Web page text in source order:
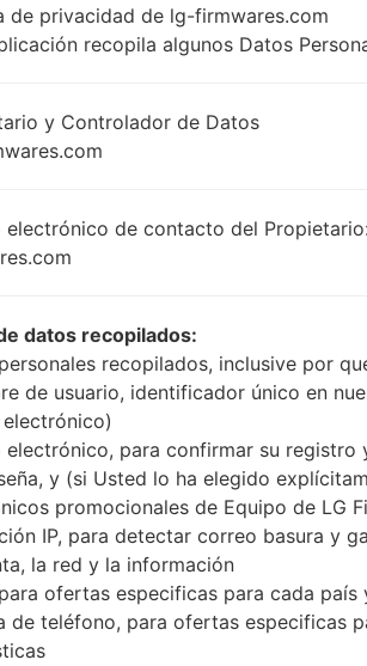
2500 Mhz
Qualcomm
Página principal
de privacidad de lg-firmwares.com
recopila algunos Datos
y Controlador de Datos
electrónico de contacto del
datos recopilados:
recopilados, inclusive por
de usuario, identificador único en
electrónico, para confirmar su registro
y (si Usted lo ha elegido
promocionales de Equipo de LG
IP, para detectar correo basura y
la red y la información
ofertas especificas para cada país
de teléfono, para ofertas especificas